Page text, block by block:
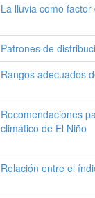
La lluvia como
Patrones de
Rangos adecuados
Recomendaciones
climático de El Niño
Relación entre el